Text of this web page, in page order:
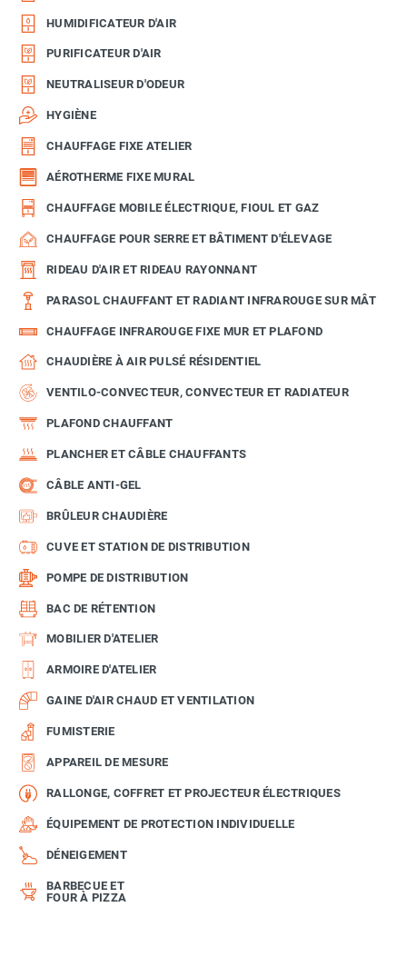
HUMIDIFICATEUR D'AIR
PURIFICATEUR D'AIR
NEUTRALISEUR D'ODEUR
HYGIÈNE
CHAUFFAGE FIXE ATELIER
AÉROTHERME FIXE MURAL
CHAUFFAGE MOBILE ÉLECTRIQUE, FIOUL ET GAZ
CHAUFFAGE POUR SERRE ET BÂTIMENT D'ÉLEVAGE
RIDEAU D'AIR ET RIDEAU RAYONNANT
PARASOL CHAUFFANT ET RADIANT INFRAROUGE SUR MÂT
CHAUFFAGE INFRAROUGE FIXE MUR ET PLAFOND
CHAUDIÈRE À AIR PULSÉ RÉSIDENTIEL
VENTILO-CONVECTEUR, CONVECTEUR ET RADIATEUR
PLAFOND CHAUFFANT
PLANCHER ET CÂBLE CHAUFFANTS
CÂBLE ANTI-GEL
BRÛLEUR CHAUDIÈRE
CUVE ET STATION DE DISTRIBUTION
POMPE DE DISTRIBUTION
BAC DE RÉTENTION
MOBILIER D'ATELIER
ARMOIRE D'ATELIER
GAINE D'AIR CHAUD ET VENTILATION
FUMISTERIE
APPAREIL DE MESURE
RALLONGE, COFFRET ET PROJECTEUR ÉLECTRIQUES
ÉQUIPEMENT DE PROTECTION INDIVIDUELLE
DÉNEIGEMENT
BARBECUE ET
FOUR À PIZZA